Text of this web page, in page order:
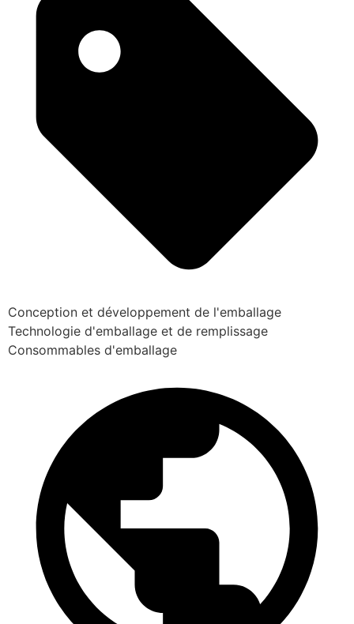
Conception et développement de l'emballage
Technologie d'emballage et de remplissage
Consommables d'emballage